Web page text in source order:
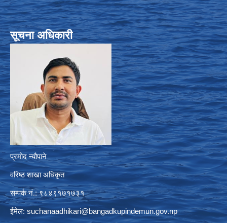
सूचना अधिकारी
प्रमोद न्यौपाने
वरिष्ठ शाखा अधिकृत
सम्पर्क नं.: ९८४९१७१७३१
ईमेल: suchanaadhikari@bangadkupindemun.gov.np